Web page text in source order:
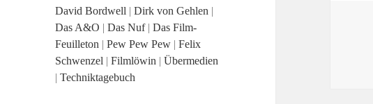
David Bordwell |Dirk von Gehlen |
Das A&O |Das Nuf|Das Film-
Feuilleton |Pew Pew Pew |Felix
Schwenzel |Filmlöwin |Übermedien
|Techniktagebuch